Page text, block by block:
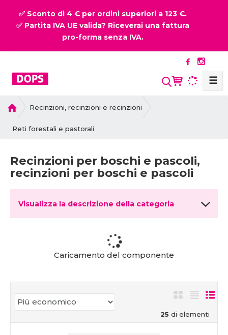
✅ Sconto di 4 € per ordini superiori a 123 €.
✅ Partita IVA UE valida? Riceverai una fattura
pro-forma senza IVA.
☰
i
p
a
n
a
Recinzioni, recinzioni e recinzioni
Reti forestali e pastorali
Recinzioni per boschi e pascoli,
recinzioni per boschi e pascoli
Visualizza la descrizione della categoria
Caricamento del componente
25 di elementi